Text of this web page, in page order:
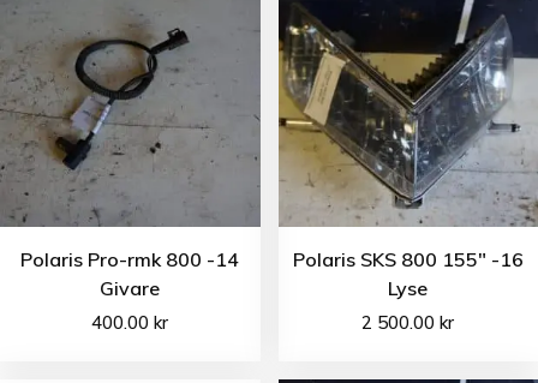
Polaris Pro-rmk 800 -14
Givare
400.00kr
Polaris SKS 800 155″ -16
Lyse
2 500.00kr